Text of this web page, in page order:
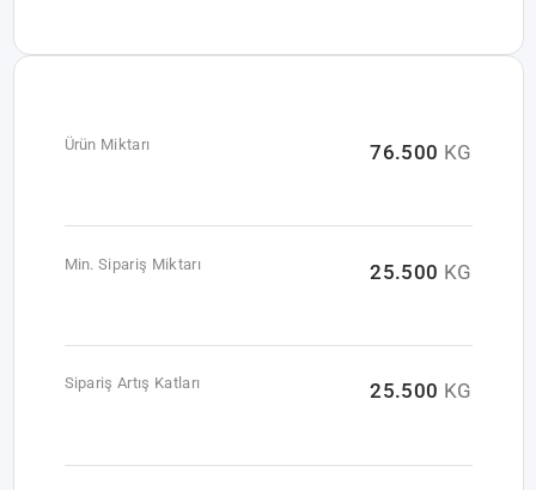
Ürün Miktarı 76.500 KG
Min. Sipariş Miktarı 25.500 KG
Sipariş Artış Katları 25.500 KG